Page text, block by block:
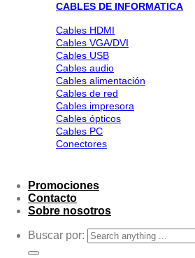
CABLES DE INFORMATICA
Cables HDMI
Cables VGA/DVI
Cables USB
Cables audio
Cables alimentación
Cables de red
Cables impresora
Cables ópticos
Cables PC
Conectores
Promociones
Contacto
Sobre nosotros
Buscar por: